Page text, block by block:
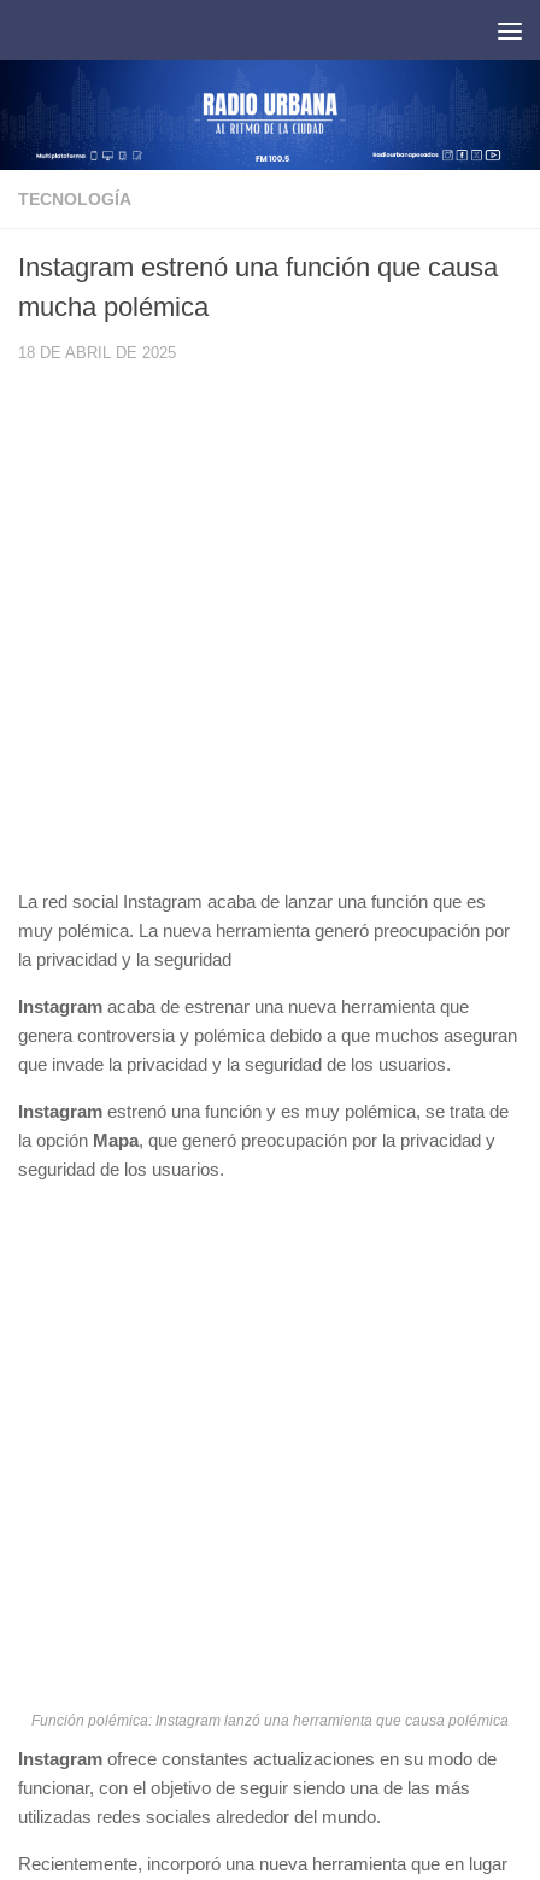
TECNOLOGÍA
Instagram estrenó una función que causa
mucha polémica
18 DE ABRIL DE 2025
La red social Instagram acaba de lanzar una función que es
muy polémica. La nueva herramienta generó preocupación por
la privacidad y la seguridad
Instagram acaba de estrenar una nueva herramienta que
genera controversia y polémica debido a que muchos aseguran
que invade la privacidad y la seguridad de los usuarios.
Instagram estrenó una función y es muy polémica, se trata de
la opción Mapa, que generó preocupación por la privacidad y
seguridad de los usuarios.
Función polémica: Instagram lanzó una herramienta que causa polémica
Instagram ofrece constantes actualizaciones en su modo de
funcionar, con el objetivo de seguir siendo una de las más
utilizadas redes sociales alrededor del mundo.
Recientemente, incorporó una nueva herramienta que en lugar